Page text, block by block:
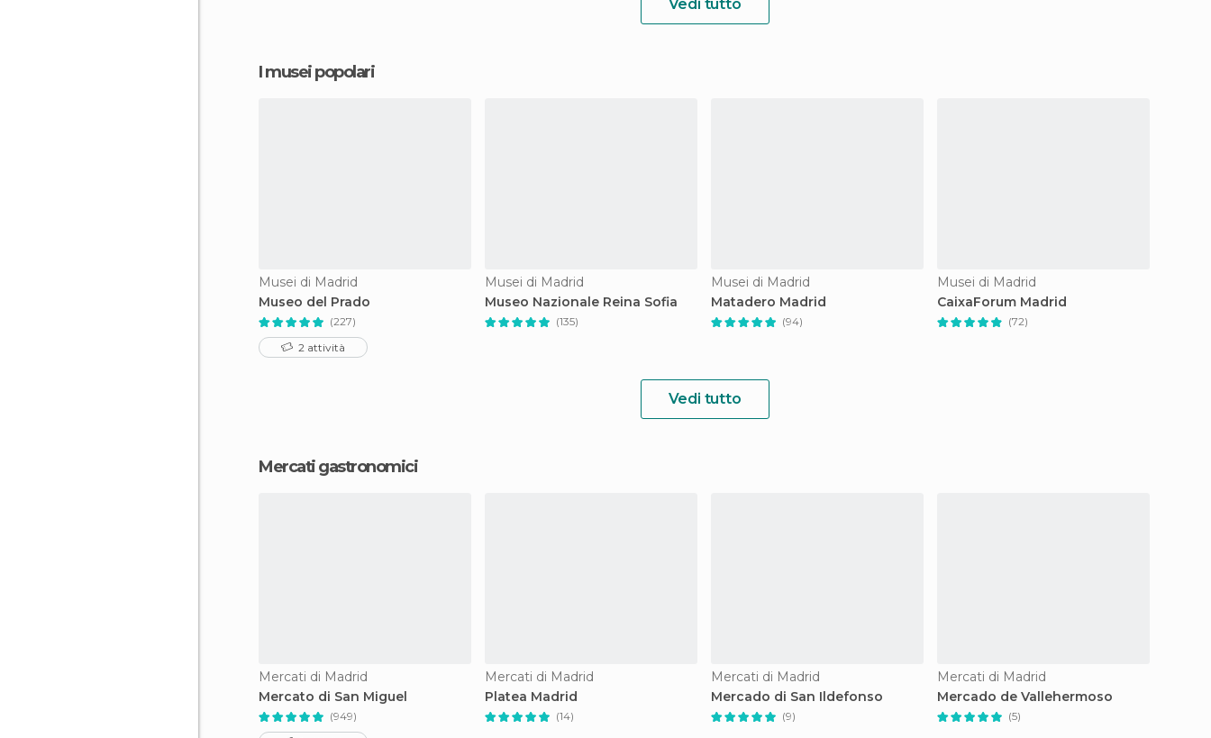
Vedi tutto
I musei popolari
Musei di Madrid
Museo del Prado
(227)
2 attività
Musei di Madrid
Museo Nazionale Reina Sofia
(135)
Musei di Madrid
Matadero Madrid
(94)
Musei di Madrid
CaixaForum Madrid
(72)
Vedi tutto
Mercati gastronomici
Mercati di Madrid
Mercato di San Miguel
(949)
Mercati di Madrid
Platea Madrid
(14)
Mercati di Madrid
Mercado di San Ildefonso
(9)
Mercati di Madrid
Mercado de Vallehermoso
(5)